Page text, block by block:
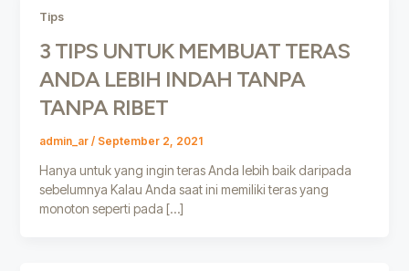
Tips
3 TIPS UNTUK MEMBUAT TERAS
ANDA LEBIH INDAH TANPA
TANPA RIBET
admin_ar / September 2, 2021
Hanya untuk yang ingin teras Anda lebih baik daripada
sebelumnya Kalau Anda saat ini memiliki teras yang
monoton seperti pada […]